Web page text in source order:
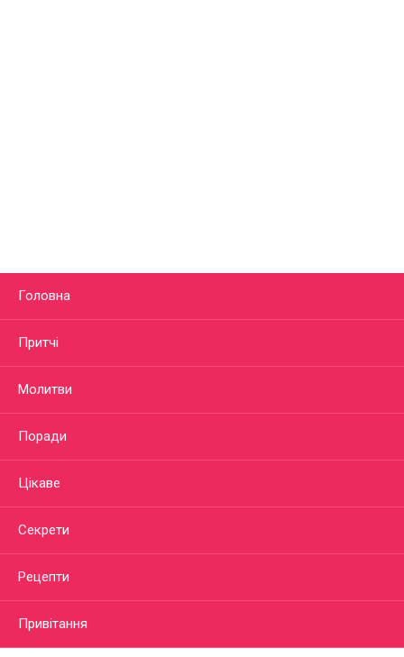
Головна
Притчі
Молитви
Поради
Цікаве
Секрети
Рецепти
Привітання